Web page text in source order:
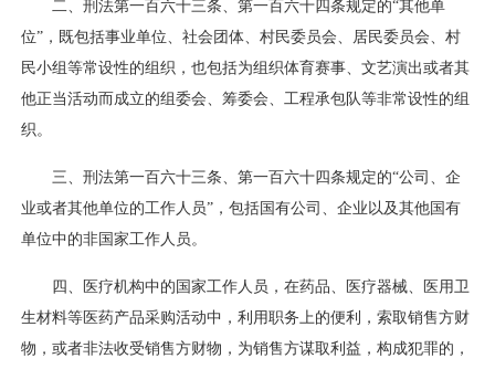
二、刑法第一百六十三条、第一百六十四条规定的“其他单
位”，既包括事业单位、社会团体、村民委员会、居民委员会、村
民小组等常设性的组织，也包括为组织体育赛事、文艺演出或者其
他正当活动而成立的组委会、筹委会、工程承包队等非常设性的组
织。
三、刑法第一百六十三条、第一百六十四条规定的“公司、企
业或者其他单位的工作人员”，包括国有公司、企业以及其他国有
单位中的非国家工作人员。
四、医疗机构中的国家工作人员，在药品、医疗器械、医用卫
生材料等医药产品采购活动中，利用职务上的便利，索取销售方财
物，或者非法收受销售方财物，为销售方谋取利益，构成犯罪的，